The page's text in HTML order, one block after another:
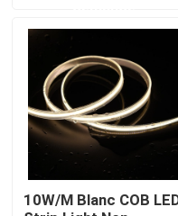
L'ÉPI a mené la bande
Ruban LED RGB
Ruban LED Mono-
Ruban LED CCT
10W/M Blanc COB